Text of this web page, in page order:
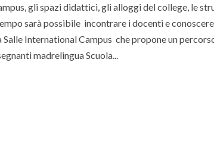
gli spazi didattici, gli alloggi del college, le
sarà possibile incontrare i docenti e
International Campus che propone un
madrelingua Scuola...